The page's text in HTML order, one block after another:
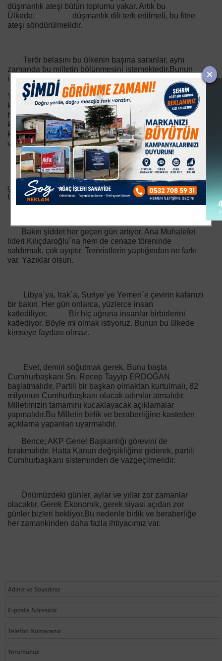
düşmanlık ateşi bütün toplumu yakar. Artık bu
Ülkede; düşmanlık dili terk edilmeli, bu fitne
ateşi söndürülmelidir.
Terör belasını bu ülkenin başına saranlar, aynı
zamanda bu milletin bölünmesini istemektedir.Bunun
için;
Yıllardır Sağcı-solcu,Kürt-Türk, Laik-Anti-laik, gibi
kavramlarla bu Milleti bölmeye gayret ettiler. Onların bu
hedeflerine hizmet edecek söylemler ve eylemlerden
kaçınmak Cumhurbaşkanı´ndan en alttaki memuruna
kadar, yine Toplumumuzun her kesimine, her
vatandaşımıza düşen en önemli görevdir.
Ülkemizin Yer altı ve yer üstü kaynaklarını ele
geçirmek isteyen Emperyalistlerin en büyük silahı, bu
Ülkenin İnsanlarını birbirine düşürmektir.
Bakın şiddet her geçen gün artıyor. Ana Muhalefet
lideri Kılıçdaroğlu´na hem de cenaze töreninde
saldırmak, çok ayıptır. Teröristlerin yaptığından ne farkı
var. Yazıklar olsun.
Libya´ya, Irak´a, Suriye´ye Yemen´e çevirin kafanızı
bir bakın. Her gün onlarca, yüzlerce insan
katlediliyor. Bir hiç uğruna insanlar birbirlerini
katlediyor. Böyle mi olmak istiyoruz. Bunun bu ülkede
kimseye faydası olmaz.
Evet, demiri soğutmak gerek. Bunu başta
Cumhurbaşkanı Sn. Recep Tayyip ERDOĞAN
başlatmalıdır. Partili bir başkan olmaktan kurtulmalı, 82
milyonun Cumhurbaşkanı olacak adımlar atmalıdır.
Milletimizin tamamını kucaklayacak açıklamalar
yapmalıdır.Bu Milletin birlik ve beraberliğine kasteden
açıklama yapanları uyarmalıdır.
Bence; AKP Genel Başkanlığı görevini de
bırakmalıdır. Hatta Kanun değişikliğine giderek, partili
Cumhurbaşkanı sisteminden de vazgeçilmelidir.
Önümüzdeki günler, aylar ve yıllar zor zamanlar
olacaktır. Gerek Ekonomik, gerek siyasi açıdan zor
günler bizleri bekliyor.Bu nedenle birlik ve beraberliğe
her zamankinden daha fazla ihtiyacımız var.